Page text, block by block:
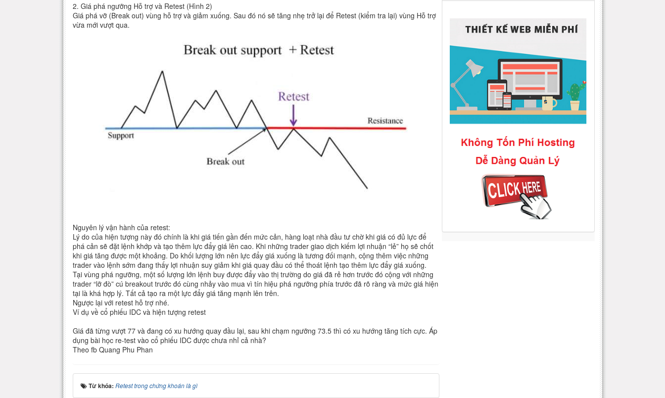
2. Giá phá ngưỡng Hỗ trợ và Retest (Hình 2)
Giá phá vỡ (Break out) vùng hỗ trợ và giảm xuống. Sau đó nó sẽ tăng nhẹ trở lại để Retest (kiểm tra lại) vùng Hỗ trợ
vừa mới vượt qua.
Nguyên lý vận hành của retest:
Lý do của hiện tượng này đó chính là khi giá tiến gần đến mức cản, hàng loạt nhà đầu tư chờ khi giá có đủ lực để
phá cản sẽ đặt lệnh khớp và tạo thêm lực đẩy giá lên cao. Khi những trader giao dịch kiếm lợi nhuận “lẻ” họ sẽ chốt
khi giá tăng được một khoảng. Do khối lượng lớn nên lực đẩy giá xuống là tương đối mạnh, cộng thêm việc những
trader vào lệnh sớm đang thấy lợi nhuận suy giảm khi giá quay đầu có thể thoát lệnh tạo thêm lực đẩy giá xuống.
Tại vùng phá ngưỡng, một số lượng lớn lệnh buy được đẩy vào thị trường do giá đã rẻ hơn trước đó cộng với những
trader “lỡ đò” cú breakout trước đó cùng nhảy vào mua vì tín hiệu phá ngưỡng phía trước đã rõ ràng và mức giá hiện
tại là khá hợp lý. Tất cả tạo ra một lực đẩy giá tăng mạnh lên trên.
Ngược lại với retest hỗ trợ nhé.
Ví dụ về cổ phiếu IDC và hiện tượng retest
Giá đã từng vượt 77 và đang có xu hướng quay đầu lại, sau khi chạm ngưỡng 73.5 thì có xu hướng tăng tích cực. Áp
dụng bài học re-test vào cổ phiếu IDC được chưa nhỉ cả nhà?
Theo fb Quang Phu Phan
Từ khóa: Retest trong chứng khoán là gì